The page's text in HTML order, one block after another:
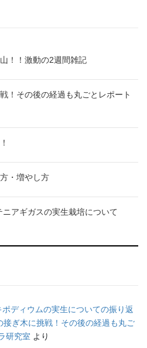
！！激動の2週間雑記
！その後の経過も丸ごとレポート
・増やし方
ニアギガスの実生栽培について
ポディウムの実生についての振り返
接ぎ木に挑戦！その後の経過も丸ご
研究室 より